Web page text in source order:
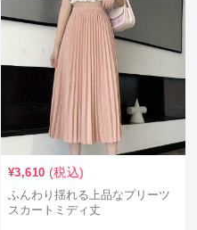
¥3,610 (税込)
ふんわり揺れる上品なプリーツ
スカートミディ丈